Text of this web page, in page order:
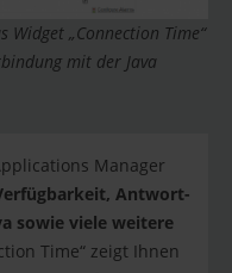
Widget „Connection Time“
mit der Java
Manager
Antwort-
sowie viele weitere
Time“ zeigt Ihnen